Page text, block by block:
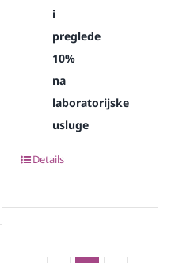
i
preglede
10%
na
laboratorijske
usluge
Details